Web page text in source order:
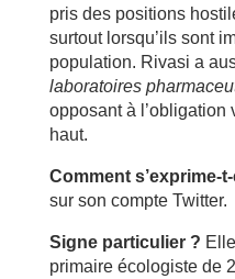
pris des positions
surtout lorsqu’ils sont
population. Rivasi a
laboratoires
opposant à
haut.
Comment s’exprime-
sur son compte Twitter.
Signe particulier ?
primaire écologiste de